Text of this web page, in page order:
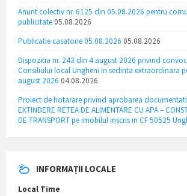
Anunt colectiv nr. 6125 din 05.08.2026 pentru
publicitate 05.08.2026
Publicatie casatorie 05.08.2026 05.08.2026
Dispozitia nr. 243 din 4 august 2026 privind
Consiliului local Ungheni in sedinta extraordinara
august 2026 04.08.2026
Proiect de hotarare privind aprobarea
EXTINDERE RETEA DE ALIMENTARE CU APA –
DE TRANSPORT pe imobilul inscris in CF 50525
INFORMAȚII LOCALE
Local Time